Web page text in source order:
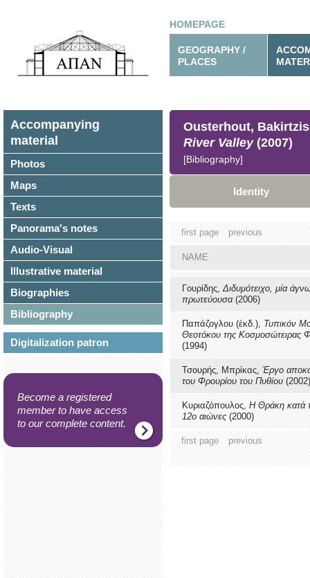
HOMEPAGE
GEOGRAPHY /
PLACES
Accompanying
material
Photos
Maps
Texts
Panorama's notes
Audio-Visual
Illustrative material
Biographies
Bibliography
Digitalization patron
Become a registered
member to have access
to our complete content.
Ousterhout,
River Valley(2007)
[Bibliography]
Identity
first page previous
NAME
Γουρίδης, Διδυμότειχο, μία
πρωτεύουσα(2006)
Παπάζογλου (έκδ.), Τυπικόν
Θεοτόκου της Κοσμοσώτειρας
(1994)
Τσουρής, Μπρίκας, Έργο
του Φρουρίου του Πυθίου (2002)
Κυριαζόπουλος, Η Θράκη κατά
12ο αιώνες (2000)
first page previous